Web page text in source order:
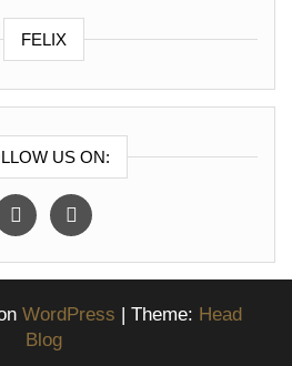
FELIX
US ON:
facebook
WordPress | Theme: Head
Blog